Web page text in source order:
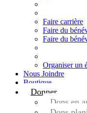
Faire carrière
Faire du
Faire du
Organiser un
Nous Joindre
Boutique
Donner
Dons en